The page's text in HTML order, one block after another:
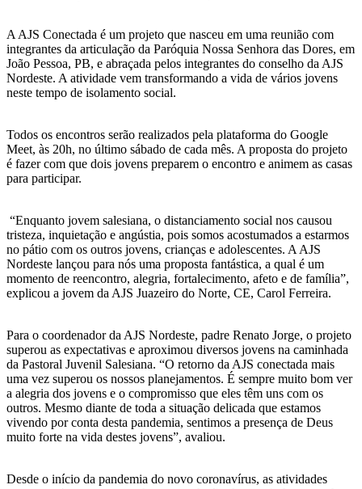
A AJS Conectada é um projeto que nasceu em uma reunião com
integrantes da articulação da Paróquia Nossa Senhora das Dores, em
João Pessoa, PB, e abraçada pelos integrantes do conselho da AJS
Nordeste. A atividade vem transformando a vida de vários jovens
neste tempo de isolamento social.
Todos os encontros serão realizados pela plataforma do Google
Meet, às 20h, no último sábado de cada mês. A proposta do projeto
é fazer com que dois jovens preparem o encontro e animem as casas
para participar.
“Enquanto jovem salesiana, o distanciamento social nos causou
tristeza, inquietação e angústia, pois somos acostumados a estarmos
no pátio com os outros jovens, crianças e adolescentes. A AJS
Nordeste lançou para nós uma proposta fantástica, a qual é um
momento de reencontro, alegria, fortalecimento, afeto e de família”,
explicou a jovem da AJS Juazeiro do Norte, CE, Carol Ferreira.
Para o coordenador da AJS Nordeste, padre Renato Jorge, o projeto
superou as expectativas e aproximou diversos jovens na caminhada
da Pastoral Juvenil Salesiana. “O retorno da AJS conectada mais
uma vez superou os nossos planejamentos. É sempre muito bom ver
a alegria dos jovens e o compromisso que eles têm uns com os
outros. Mesmo diante de toda a situação delicada que estamos
vivendo por conta desta pandemia, sentimos a presença de Deus
muito forte na vida destes jovens”, avaliou.
Desde o início da pandemia do novo coronavírus, as atividades